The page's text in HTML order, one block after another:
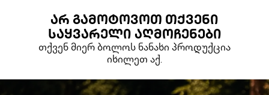
ᲐᲠ ᲒᲐᲛᲝᲢᲝᲕᲝᲗ ᲗᲥᲕᲔᲜᲘ
ᲡᲐᲧᲕᲐᲠᲔᲚᲘ ᲐᲦᲛᲝᲩᲔᲜᲔᲑᲘ
თქვენ მიერ ბოლოს ნანახი პროდუქცია
იხილეთ აქ.